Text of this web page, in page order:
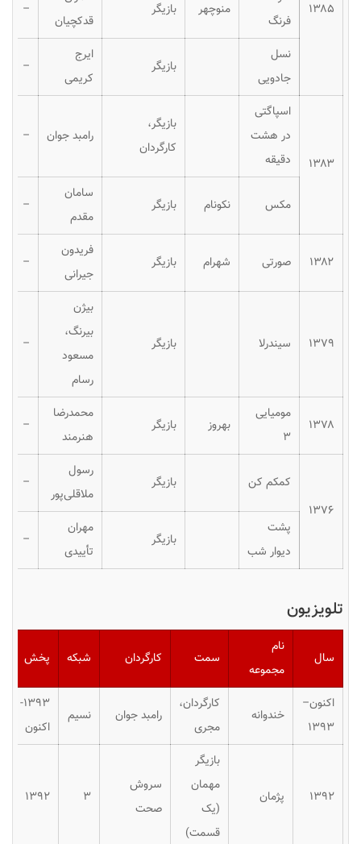
۱۳۸۵
فرنگ
منوچهر بازیگر
قدکچیان
–
نسل
جادویی
بازیگر
ایرج
کریمی
–
۱۳۸۳
اسپاگتی
در هشت
دقیقه
بازیگر،
کارگردان
رامبد جوان –
مکس نکونام بازیگر
سامان
مقدم
–
۱۳۸۲ صورتی شهرام بازیگر
فریدون
جیرانی
–
۱۳۷۹ سیندرلا بازیگر
بیژن
بیرنگ،
مسعود
رسام
–
۱۳۷۸
مومیایی
۳
بهروز بازیگر
محمدرضا
هنرمند
–
۱۳۷۶
کمکم کن بازیگر
رسول
ملاقلی‌پور
–
پشت
دیوار شب
بازیگر
مهران
تأییدی
–
تلویزیون
سال
نام
مجموعه
سمت کارگردان شبکه پخش
اکنون–
۱۳۹۳
خندوانه
کارگردان،
مجری
رامبد جوان نسیم
۱۳۹۳-
اکنون
۱۳۹۲ پژمان
بازیگر
مهمان
(یک
قسمت)
سروش
صحت
۳ ۱۳۹۲